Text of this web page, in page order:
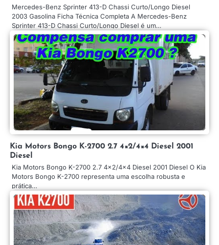
Mercedes-Benz Sprinter 413-D Chassi Curto/Longo Diesel
2003 Gasolina Ficha Técnica Completa A Mercedes-Benz
Sprinter 413-D Chassi Curto/Longo Diesel é um…
Kia Motors Bongo K-2700 2.7 4×2/4×4 Diesel 2001
Diesel
Kia Motors Bongo K-2700 2.7 4×2/4×4 Diesel 2001 Diesel O Kia
Motors Bongo K-2700 representa uma escolha robusta e
prática…